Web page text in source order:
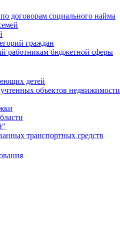
договорам социального найма
граждан
работникам бюджетной сферы
детей
объектов недвижимости
транспортных средств